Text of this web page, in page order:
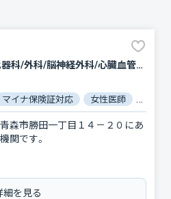
糖尿病内科/循環器科/消化器科/外科/脳神経外科/心臓血管外科/整形外科/形成外科/小児科/産婦人科/眼科/耳鼻咽喉科/皮膚科/泌尿器科/精神科・神経科/歯科口腔外科/リハビリテーション/放射線科/臨床検査・病理診断/麻酔科
マイナ保険証対応 女性医師
森市勝田一丁目１４－２０にあ
関です。
細を見る